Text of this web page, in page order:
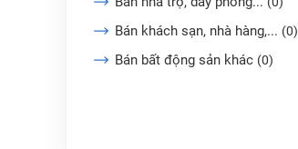
Bán khách sạn, nhà hàng,... (0)
Bán bất động sản khác (0)